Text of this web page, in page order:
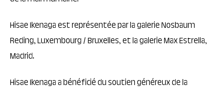
Hisae Ikenaga est représentée par la galerie Nosbaum
Reding, Luxembourg / Bruxelles, et la galerie Max Estrella,
Madrid.
Hisae Ikenaga a bénéficié du soutien généreux de la